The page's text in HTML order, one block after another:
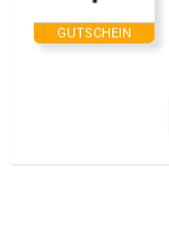
GUTSCHEIN